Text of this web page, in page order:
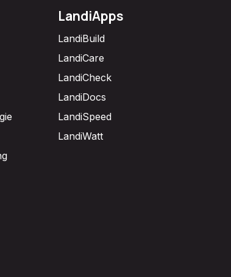
LandiApps
LandiBuild
LandiCare
LandiCheck
LandiDocs
LandiSpeed
LandiWatt